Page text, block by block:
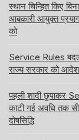
स्थान चिन्हित किए
आबकारी आयुक्त
को
Service Rules
राज्य सरकार को
पहली शादी छुपाकर
काटी गई अवधि तक
दोषसिद्धि